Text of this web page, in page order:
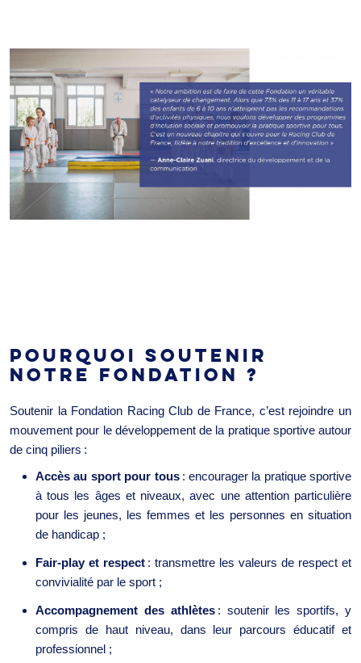
POURQUOI SOUTENIR
NOTRE FONDATION ?
Soutenir la Fondation Racing Club de France, c’est rejoindre un
mouvement pour le développement de la pratique sportive autour
de cinq piliers :
Accès au sport pour tous: encourager la pratique sportive
à tous les âges et niveaux, avec une attention particulière
pour les jeunes, les femmes et les personnes en situation
de handicap ;
Fair-play et respect : transmettre les valeurs de respect et
convivialité par le sport ;
Accompagnement des athlètes: soutenir les sportifs, y
compris de haut niveau, dans leur parcours éducatif et
professionnel ;